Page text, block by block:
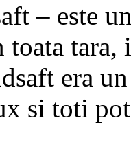
– este
toata tara,
era
si toti